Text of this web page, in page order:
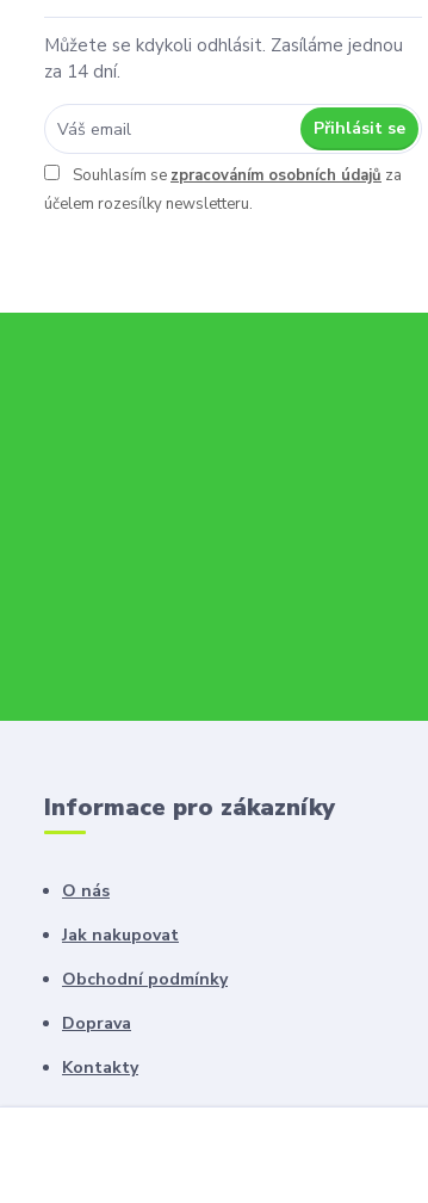
Můžete se kdykoli odhlásit. Zasíláme jednou
za 14 dní.
Přihlásit se
Souhlasím se zpracováním osobních údajů za
účelem rozesílky newsletteru.
Informace pro zákazníky
O nás
Jak nakupovat
Obchodní podmínky
Doprava
Kontakty